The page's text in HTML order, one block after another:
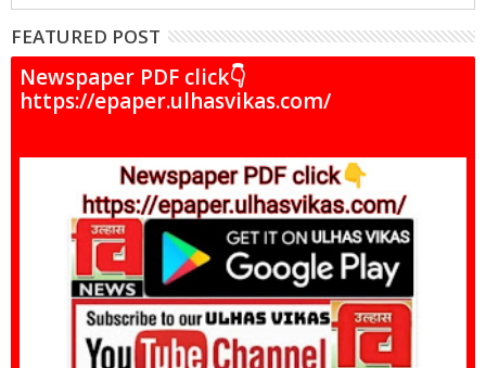
FEATURED POST
Newspaper PDF click👇
https://epaper.ulhasvikas.com/